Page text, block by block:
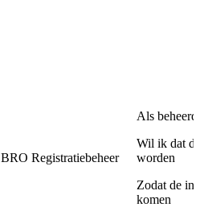
BRO Registratiebeheer
Als
Wil ik dat
worden
Zodat de
komen